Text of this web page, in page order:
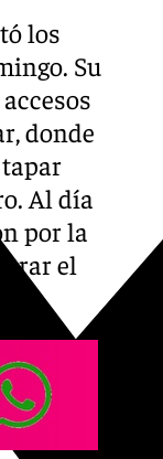
los
Su
donde
Al día
por la
el